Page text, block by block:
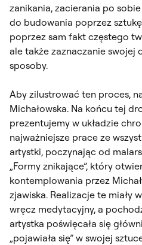
zanikania, zacierania po
do budowania poprzez
poprzez sam fakt częstego
ale także zaznaczanie swojej
sposoby.
Aby zilustrować ten proces,
Michałowska. Na końcu tej
prezentujemy w układzie
najważniejsze prace ze
artystki, poczynając od
„Formy znikające”, który
kontemplowania przez
zjawiska. Realizacje te miały
wręcz medytacyjny, a
artystka poświęcała się
„pojawiała się” w swojej